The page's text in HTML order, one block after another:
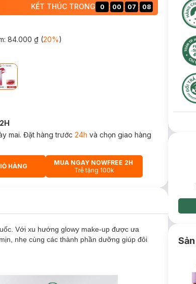
KẾT THÚC TRONG 0 : 00 : 07 : 07
84.000 ₫(20%)
mai. Đặt hàng trước 24h và chọn giao hàng
PLUS ICON
HÀNG
MUA NGAY NOWFREE 2H
Trễ tặng 100k
Với xu hướng glowy make-up được ưa
nhẹ cùng các thành phần dưỡng giúp đôi